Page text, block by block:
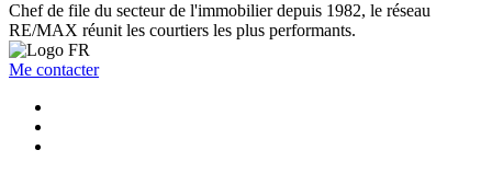
Chef de file du secteur de l'immobilier depuis 1982, le réseau
RE/MAX réunit les courtiers les plus performants.
Me contacter